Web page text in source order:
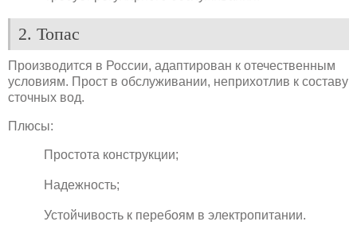
2. Топас
Производится в России, адаптирован к отечественным
условиям. Прост в обслуживании, неприхотлив к составу
сточных вод.
Плюсы:
Простота конструкции;
Надежность;
Устойчивость к перебоям в электропитании.